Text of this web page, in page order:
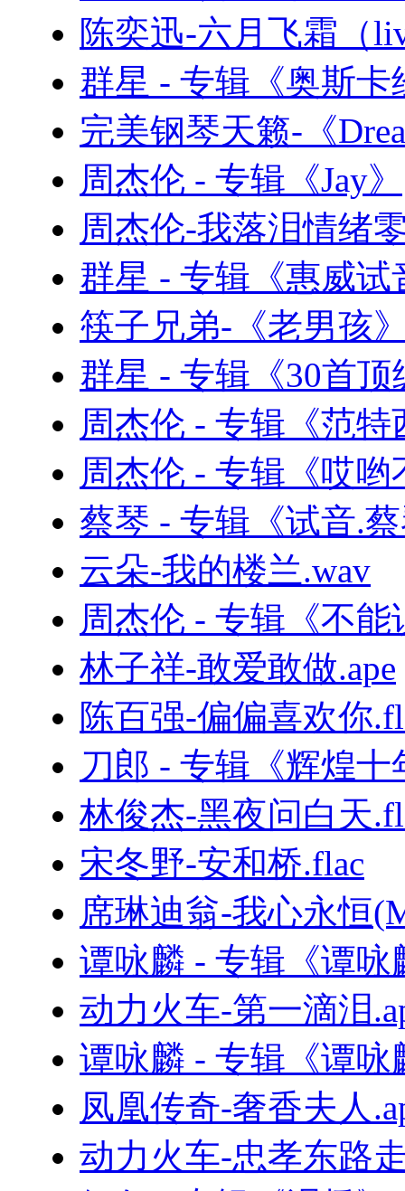
陈奕迅-六月飞霜（
群星 - 专辑《奥斯卡
完美钢琴天籁-《
周杰伦 - 专辑《Jay
周杰伦-我落泪情绪
群星 - 专辑《惠威
筷子兄弟-《老男孩
群星 - 专辑《30首
周杰伦 - 专辑《范
周杰伦 - 专辑《哎
蔡琴 - 专辑《试音.
云朵-我的楼兰.wav
周杰伦 - 专辑《不
林子祥-敢爱敢做.ape
陈百强-偏偏喜欢你
刀郎 - 专辑《辉煌
林俊杰-黑夜问白天
宋冬野-安和桥.flac
席琳迪翁-我心永恒
谭咏麟 - 专辑《谭
动力火车-第一滴泪
谭咏麟 - 专辑《谭咏
凤凰传奇-奢香夫人
动力火车-忠孝东路